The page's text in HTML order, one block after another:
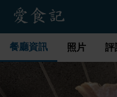
餐廳資訊 照片 評